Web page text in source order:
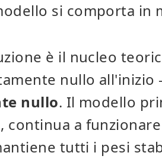
si comporta in
è il nucleo
nullo
nullo. Il modello
continua a
tutti i pesi